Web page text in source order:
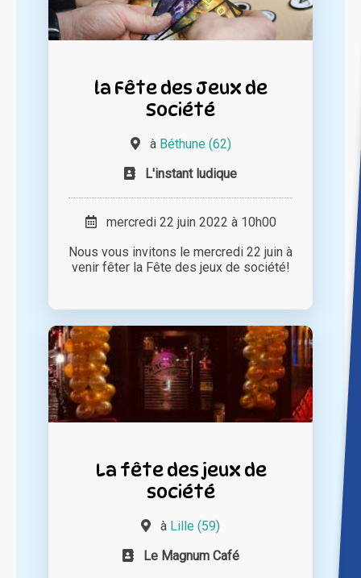
la Fête des Jeux de
Société
à Béthune (62)
L'instant ludique
mercredi 22 juin 2022 à 10h00
Nous vous invitons le mercredi 22 juin à
venir fêter la Fête des jeux de société!
La fête des jeux de
société
à Lille (59)
Le Magnum Café